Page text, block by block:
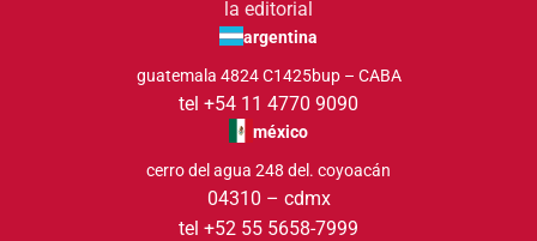
la editorial
argentina
guatemala 4824 C1425bup – CABA
tel +54 11 4770 9090
méxico
cerro del agua 248 del. coyoacán
04310 – cdmx
tel +52 55 5658-7999